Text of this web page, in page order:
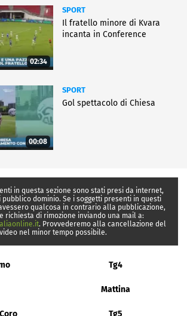
02:34
SPORT
Il fratello minore di Kvara
incanta in Conference
00:08
SPORT
Gol spettacolo di Chiesa
in questa sezione sono stati presi da internet,
dominio. Se i soggetti presenti in questi
qualcosa in contrario alla pubblicazione,
richiesta di rimozione inviando una mail a:
. Provvederemo alla cancellazione del
video nel minor tempo possibile.
Tg4
Mattina
Tg5